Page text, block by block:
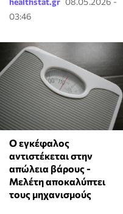
03:46
Ο εγκέφαλος
αντιστέκεται στην
απώλεια βάρους -
Μελέτη αποκαλύπτει
τους μηχανισμούς